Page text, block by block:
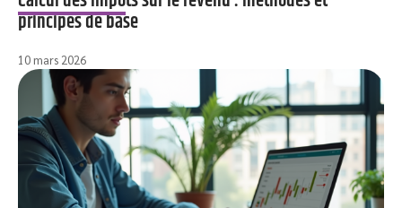
principes de base
10 mars 2026